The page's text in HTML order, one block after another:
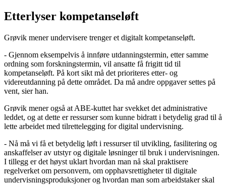
Etterlyser kompetanseløft
Grøvik mener undervisere trenger et digitalt kompetanseløft.
- Gjennom eksempelvis å innføre utdanningstermin, etter samme
ordning som forskningstermin, vil ansatte få frigitt tid til
kompetanseløft. På kort sikt må det prioriteres etter- og
videreutdanning på dette området. Da må andre oppgaver settes på
vent, sier han.
Grøvik mener også at ABE-kuttet har svekket det administrative
leddet, og at dette er ressurser som kunne bidratt i betydelig grad til å
lette arbeidet med tilrettelegging for digital undervisning.
- Nå må vi få et betydelig løft i ressurser til utvikling, fasilitering og
anskaffelser av utstyr og digitale løsninger til bruk i undervisningen.
I tillegg er det høyst uklart hvordan man nå skal praktisere
regelverket om personvern, om opphavsrettigheter til digitale
undervisningsproduksjoner og hvordan man som arbeidstaker skal